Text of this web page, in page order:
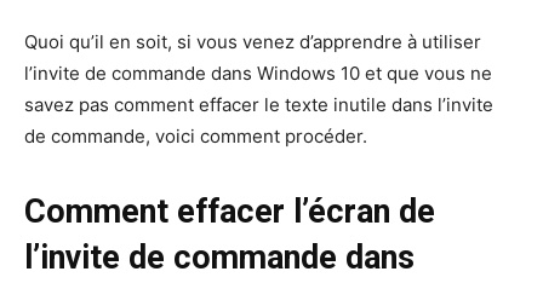
Quoi qu’il en soit, si vous venez d’apprendre à utiliser
l’invite de commande dans Windows 10 et que vous ne
savez pas comment effacer le texte inutile dans l’invite
de commande, voici comment procéder.
Comment effacer l’écran de
l’invite de commande dans